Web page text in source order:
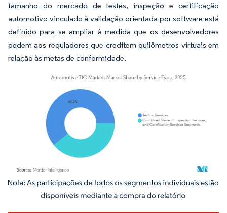
tamanho do mercado de testes, inspeção e certificação
automotivo vinculado à validação orientada por software está
definido para se ampliar à medida que os desenvolvedores
pedem aos reguladores que creditem quilômetros virtuais em
relação às metas de conformidade.
Imagem © Mordor Intelligence. O reuso requer atribuição conforme CC BY 4.0.